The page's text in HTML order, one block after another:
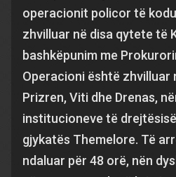
operacionit policor të
zhvilluar në disa qytete të
bashkëpunim me
Operacioni është zhvilluar
Prizren, Viti dhe Drenas,
institucioneve të
gjykatës Themelore. Të
ndaluar për 48 orë, nën